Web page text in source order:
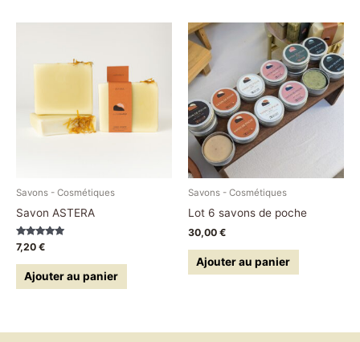
Savons - Cosmétiques
Savon ASTERA
Note
5.00
sur 5
7,20 €
Ajouter au panier
Savons - Cosmétiques
Lot 6 savons de poche
30,00 €
Ajouter au panier